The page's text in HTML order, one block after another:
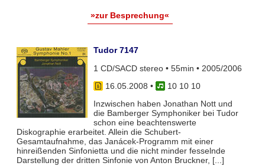
»zur Besprechung«
Tudor 7147
1 CD/SACD stereo • 55min • 2005/2006
16.05.2008 •
10 10 10
Inzwischen haben Jonathan Nott und
die Bamberger Symphoniker bei Tudor
schon eine beachtenswerte
Diskographie erarbeitet. Allein die Schubert-
Gesamtaufnahme, das Janácek-Programm mit einer
hinreißenden Sinfonietta und die nicht minder fesselnde
Darstellung der dritten Sinfonie von Anton Bruckner, [...]